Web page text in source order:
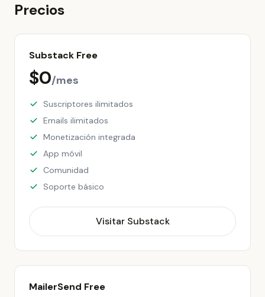
Precios
Substack Free
$0/mes
Suscriptores ilimitados
Emails ilimitados
Monetización integrada
App móvil
Comunidad
Soporte básico
Visitar Substack
MailerSend Free